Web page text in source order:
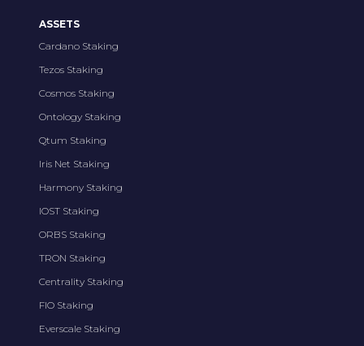
ASSETS
Cardano Staking
Tezos Staking
Cosmos Staking
Ontology Staking
Qtum Staking
Iris Net Staking
Harmony Staking
IOST Staking
ORBS Staking
TRON Staking
Centrality Staking
FIO Staking
Everscale Staking